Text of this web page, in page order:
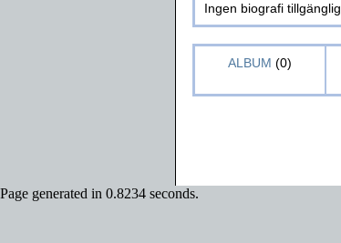
Ingen biografi tillgänglig
ALBUM (0)
Page generated in 0.8234 seconds.